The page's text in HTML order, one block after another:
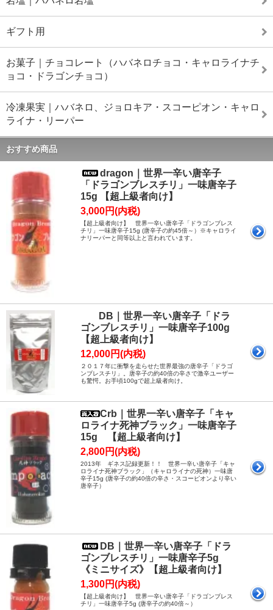
ギフト用
お菓子｜チョコレート（ハバネロチョコ・キャロライナチ
ョコ・ドラゴンチョコ）
冷凍果実｜ハバネロ、ジョロキア・スコーピオン・キャロ
ライナ・リーパー
おすすめ商品
dragon｜世界一辛い唐辛子
「ドラゴンブレスチリ」一味唐辛子
15g 【超上級者向け】
3,000円(内税)
【超上級者向け】 世界一辛い唐辛子「ドラゴンブレス
チリ」一味唐辛子15g (唐辛子の約45倍～）※キャロライ
ナリーパーと同等以上と言われています。
DB｜世界一辛い唐辛子「ドラ
ゴンブレスチリ」一味唐辛子100g
【超上級者向け】
12,000円(内税)
２０１７年に衝撃を走らせた世界最強の唐辛子「ドラゴ
ンブレスチリ」。唐辛子の約40倍の辛さで激辛ユーザー
も驚愕。お手頃100gで超上級者向け。
Crb｜世界一辛い唐辛子「キャ
ロライナ死神ブラック」一味唐辛子
15g 【超上級者向け】
2,800円(内税)
2013年 ギネス記録更新！！ 世界一辛い唐辛子「キャ
ロライナ死神ブラック」（キャロライナの死神）一味唐
辛子15g (唐辛子の約40倍の辛さ・スコーピオンより辛い
唐辛子）
DB｜世界一辛い唐辛子「ドラ
ゴンブレスチリ」一味唐辛子5g
《ミニサイズ》【超上級者向け】
1,300円(内税)
【超上級者向け】 世界一辛い唐辛子「ドラゴンブレス
チリ」一味唐辛子5g (唐辛子の約40倍～）